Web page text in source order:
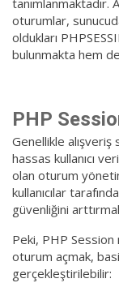
tanımlanmaktadır.
oturumlar,
oldukları
bulunmakta hem
PHP
Genellikle alışveriş
hassas kullanıcı
olan oturum
kullanıcılar
güvenliğini
Peki, PHP Session
oturum açmak,
gerçekleştirilebilir: